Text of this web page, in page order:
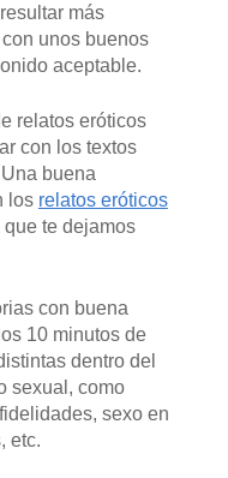
más
unos buenos
aceptable.
relatos eróticos
con los textos
buena
los relatos eróticos
te dejamos
con buena
10 minutos de
dentro del
sexual, como
sexo en
etc.